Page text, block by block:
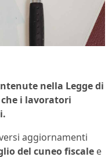
nella Legge di
che i lavoratori
aggiornamenti
del cuneo fiscale e